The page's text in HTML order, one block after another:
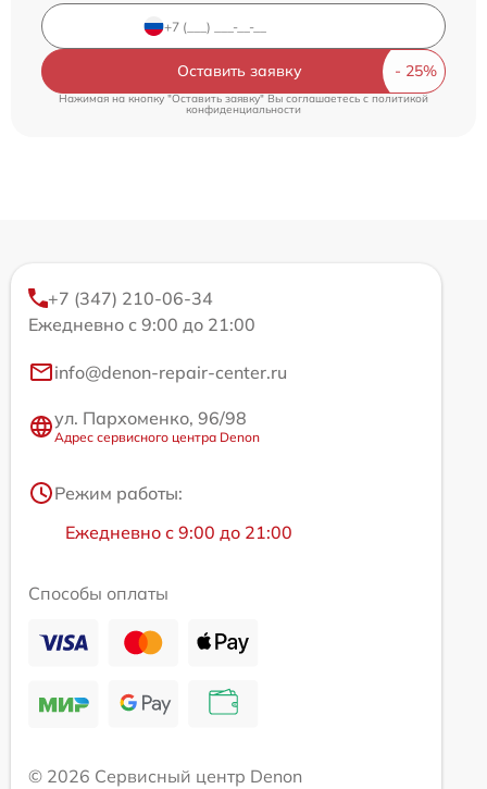
Оставить заявку
Нажимая на кнопку "Оставить заявку" Вы соглашаетесь c политикой
конфиденциальности
+7 (347) 210-06-34
Ежедневно с 9:00 до 21:00
info@denon-repair-center.ru
ул. Пархоменко, 96/98
Адрес сервисного центра Denon
Режим работы:
Ежедневно с 9:00 до 21:00
Способы оплаты
© 2026 Сервисный центр Denon